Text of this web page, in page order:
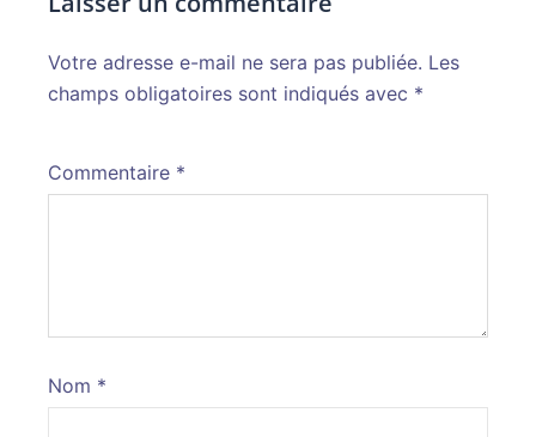
Votre adresse e-mail ne sera pas publiée. Les
champs obligatoires sont indiqués avec *
Commentaire *
Nom *
Alternative: